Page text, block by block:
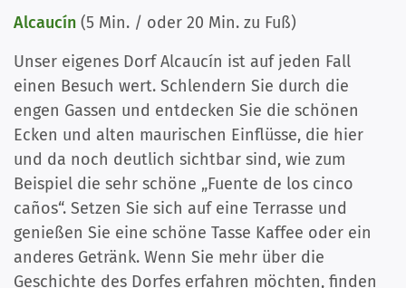
Alcaucín (5 Min. / oder 20 Min. zu Fuß)
Unser eigenes Dorf Alcaucín ist auf jeden Fall
einen Besuch wert. Schlendern Sie durch die
engen Gassen und entdecken Sie die schönen
Ecken und alten maurischen Einflüsse, die hier
und da noch deutlich sichtbar sind, wie zum
Beispiel die sehr schöne „Fuente de los cinco
caños“. Setzen Sie sich auf eine Terrasse und
genießen Sie eine schöne Tasse Kaffee oder ein
anderes Getränk. Wenn Sie mehr über die
Geschichte des Dorfes erfahren möchten, finden